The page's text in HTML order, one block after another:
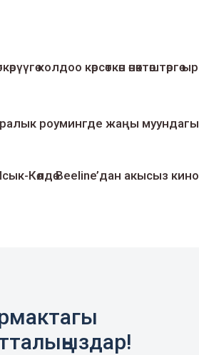
колдоо көрсөткөн
роумингде жаңы
Көлдө Beeline’дан акысыз кино